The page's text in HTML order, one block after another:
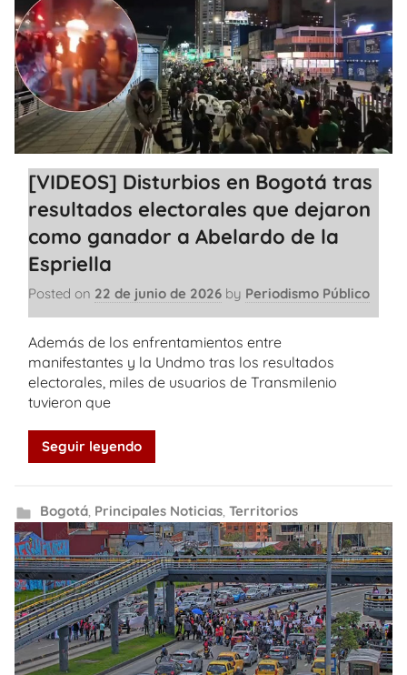
[VIDEOS] Disturbios en Bogotá tras
resultados electorales que dejaron
como ganador a Abelardo de la
Espriella
Posted on 22 de junio de 2026 by Periodismo Público
Además de los enfrentamientos entre
manifestantes y la Undmo tras los resultados
electorales, miles de usuarios de Transmilenio
tuvieron que
Seguir leyendo
Bogotá, Principales Noticias, Territorios